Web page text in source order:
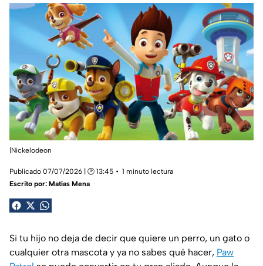
|Nickelodeon
Publicado 07/07/2026 | 🕑 13:45
1 minuto lectura
Escrito por: Matías Mena
Si tu hijo no deja de decir que quiere un perro, un gato o
cualquier otra mascota y ya no sabes qué hacer, Paw